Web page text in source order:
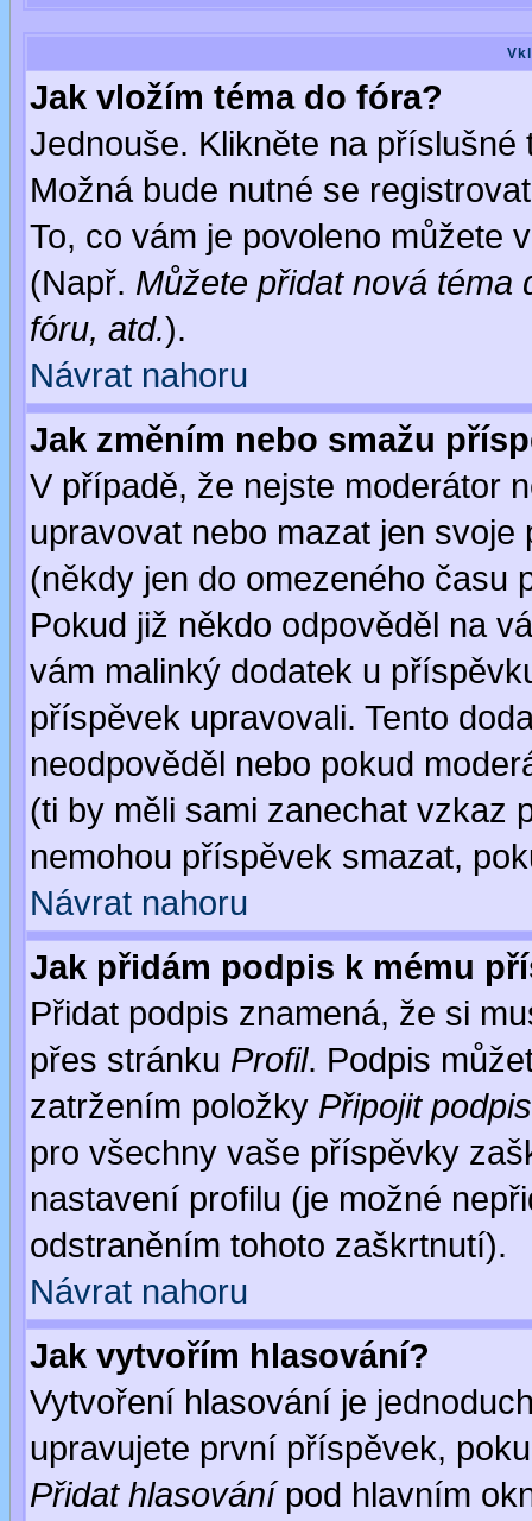
Jak vložím téma do fóra?
Jednouše. Klikněte na
Možná bude nutné se
To, co vám je povoleno můžete
(Např. Můžete přidat nová téma
fóru, atd.).
Návrat nahoru
Jak změním nebo smažu
V případě, že nejste moderátor
upravovat nebo mazat jen
(někdy jen do omezeného
Pokud již někdo odpověděl na
vám malinký dodatek u
příspěvek upravovali. Tento
neodpověděl nebo pokud
(ti by měli sami zanechat vzkaz
nemohou příspěvek smazat,
Návrat nahoru
Jak přidám podpis k mému
Přidat podpis znamená, že si
přes stránku Profil. Podpis
zatržením položky Připojit podpis
pro všechny vaše příspěvky
nastavení profilu (je možné
odstraněním tohoto zaškrtnutí).
Návrat nahoru
Jak vytvořím hlasování?
Vytvoření hlasování je
upravujete první příspěvek,
Přidat hlasovánípod hlavním